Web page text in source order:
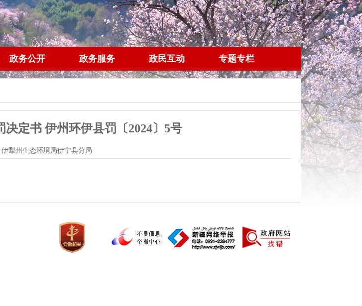
政务公开 政务服务 政民互动 专题专栏
定书 伊州环伊县罚〔2024〕5号
伊犁州生态环境局伊宁县分局